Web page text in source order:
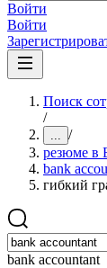
Войти
Войти
Поиск
/
... /
резюме в
bank
гибкий
bank accountant